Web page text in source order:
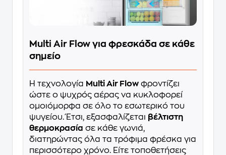
Multi Air Flow για φρεσκάδα σε κάθε
σημείο
Η τεχνολογία Multi Air Flow φροντίζει
ώστε ο ψυχρός αέρας να κυκλοφορεί
ομοιόμορφα σε όλο το εσωτερικό του
ψυγείου. Έτσι, εξασφαλίζεται βέλτιστη
θερμοκρασία σε κάθε γωνιά,
διατηρώντας όλα τα τρόφιμα φρέσκα για
περισσότερο χρόνο. Είτε τοποθετήσεις